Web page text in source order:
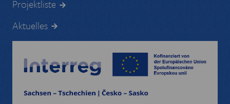
Projektliste
Aktuelles